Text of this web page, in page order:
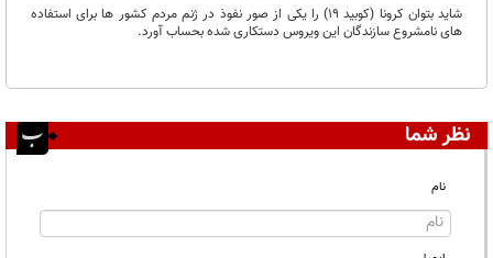
شاید بتوان کرونا (کوبید 19) را یکی از صور نفوذ در ژنم مردم کشور ها برای استفاده
های نامشروع سازندگان این ویروس دستکاری شده بحساب آورد.
نظر شما
نام